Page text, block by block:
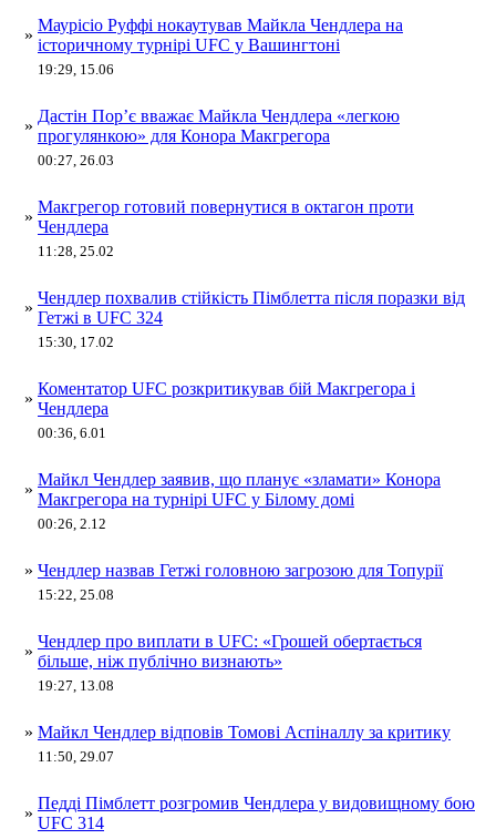
»
Маурісіо Руффі нокаутував Майкла Чендлера на
історичному турнірі UFC у Вашингтоні
19:29, 15.06
»
Дастін Пор’є вважає Майкла Чендлера «легкою
прогулянкою» для Конора Макгрегора
00:27, 26.03
»
Макгрегор готовий повернутися в октагон проти
Чендлера
11:28, 25.02
»
Чендлер похвалив стійкість Пімблетта після поразки від
Гетжі в UFC 324
15:30, 17.02
»
Коментатор UFC розкритикував бій Макгрегора і
Чендлера
00:36, 6.01
»
Майкл Чендлер заявив, що планує «зламати» Конора
Макгрегора на турнірі UFC у Білому домі
00:26, 2.12
» Чендлер назвав Гетжі головною загрозою для Топурії
15:22, 25.08
»
Чендлер про виплати в UFC: «Грошей обертається
більше, ніж публічно визнають»
19:27, 13.08
» Майкл Чендлер відповів Томові Аспіналлу за критику
11:50, 29.07
»
Педді Пімблетт розгромив Чендлера у видовищному бою
UFC 314